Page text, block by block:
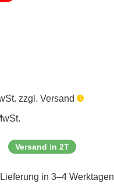
zzgl. Versand
Versand in 2T
in 3–4 Werktagen